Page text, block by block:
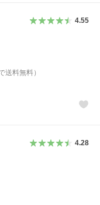
4.55
送料無料）
4.28